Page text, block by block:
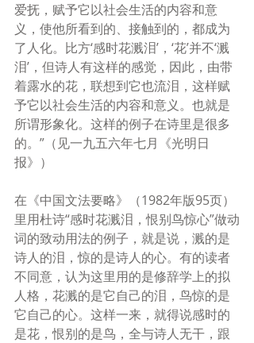
爱抚，赋予它以社会生活的内容和意
义，使他所看到的、接触到的，都成为
了人化。比方‘感时花溅泪’，‘花’并不‘溅
泪’，但诗人有这样的感觉，因此，由带
着露水的花，联想到它也流泪，这样赋
予它以社会生活的内容和意义。也就是
所谓形象化。这样的例子在诗里是很多
的。”（见一九五六年七月《光明日
报》）
在《中国文法要略》（1982年版95页）
里用杜诗“感时花溅泪，恨别鸟惊心”做动
词的致动用法的例子，就是说，溅的是
诗人的泪，惊的是诗人的心。有的读者
不同意，认为这里用的是修辞学上的拟
人格，花溅的是它自己的泪，鸟惊的是
它自己的心。这样一来，就得说感时的
是花，恨别的是鸟，全与诗人无干，跟